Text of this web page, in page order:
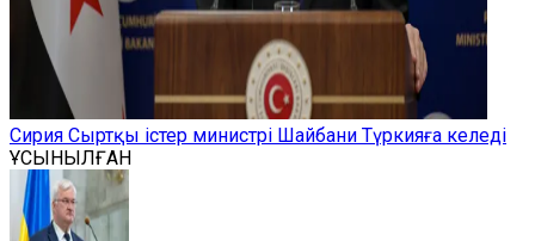
Сирия Сыртқы істер министрі Шайбани Түркияға келеді
ҰСЫНЫЛҒАН